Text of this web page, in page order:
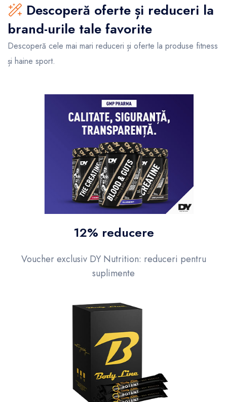
Descoperă oferte și reduceri la
brand-urile tale favorite
Descoperă cele mai mari reduceri și oferte la produse fitness
și haine sport.
12% reducere
Voucher exclusiv DY Nutrition: reduceri pentru
suplimente